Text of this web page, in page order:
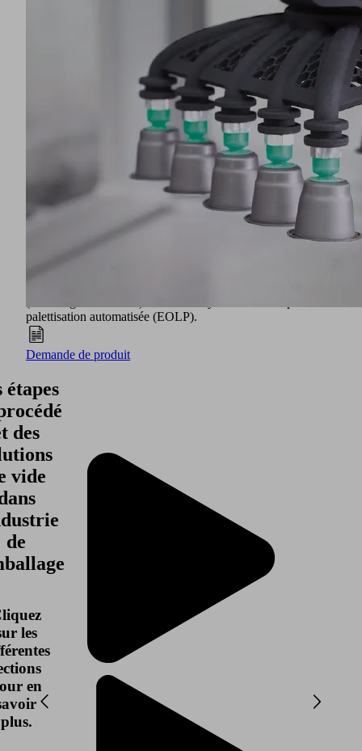
en même temps protégé contre les risques de dégradation ou
de contamination. La plus grande influence dans ce cadre est
celle de l'industrie pharmaceutique et des aliments et donc,
en fin de compte, celle du consommateur.
En même temps, les produits emballés ont eux aussi des
exigences très variées en termes de matière d'emballage.
Solides, liquides ou en poudre, les produits emballés
nécessitent des emballages individuels tels que bouteilles,
tubes, seaux, cartons ou blister. Les exigences à satisfaire par
les matières, les machines et les technologies de l'industrie de
l'emballage sont donc très diverses.
Les procédés de conditionnement sont généralement divisés
en emballage primaire, secondaire et palettisation de fin de
ligne. La technologie du vide de Schmalz est utilisée dans
tous les domaines de l'industrie de l'emballage : par exemple
palettisation automatisée (EOLP).
Demande de produit
étapes
des
vide
de
les
en
plus.